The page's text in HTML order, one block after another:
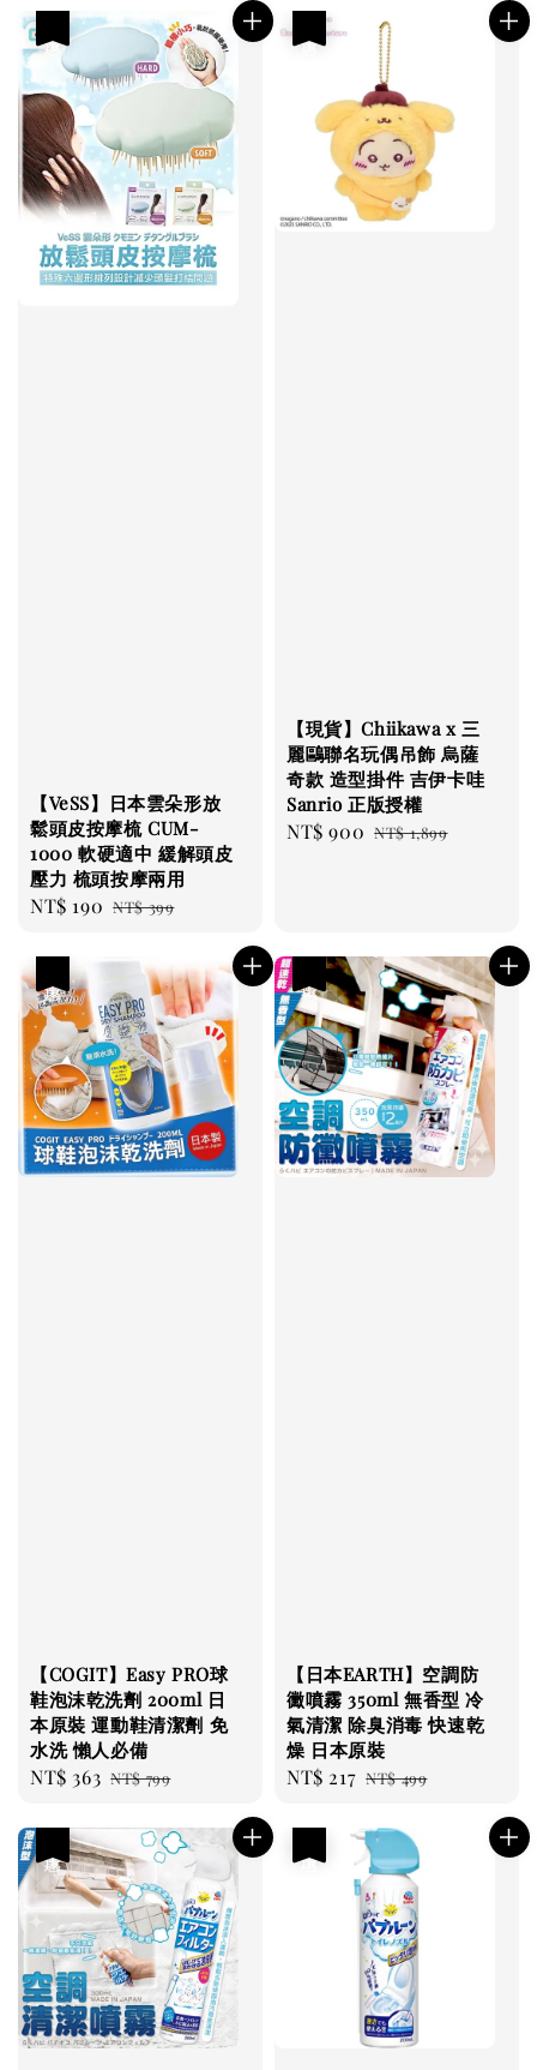
【VeSS】日本雲朵形放
鬆頭皮按摩梳 CUM-
1000 軟硬適中 緩解頭皮
壓力 梳頭按摩兩用
Sale
NT$ 190 Regular
NT$ 399
【現貨】Chiikawa x 三
麗鷗聯名玩偶吊飾 烏薩
奇款 造型掛件 吉伊卡哇
Sanrio 正版授權
Sale
NT$ 900 Regular
NT$ 1,899
【COGIT】Easy PRO球
鞋泡沫乾洗劑 200ml 日
本原裝 運動鞋清潔劑 免
水洗 懶人必備
Sale
NT$ 363 Regular
NT$ 799
【日本EARTH】空調防
黴噴霧 350ml 無香型 冷
氣清潔 除臭消毒 快速乾
燥 日本原裝
Sale
NT$ 217 Regular
NT$ 499